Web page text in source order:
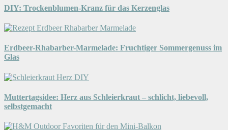
DIY: Trockenblumen-Kranz für das Kerzenglas
Erdbeer-Rhabarber-Marmelade: Fruchtiger Sommergenuss im
Glas
Muttertagsidee: Herz aus Schleierkraut – schlicht, liebevoll,
selbstgemacht